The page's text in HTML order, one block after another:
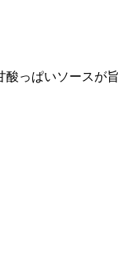
酸っぱいソースが旨